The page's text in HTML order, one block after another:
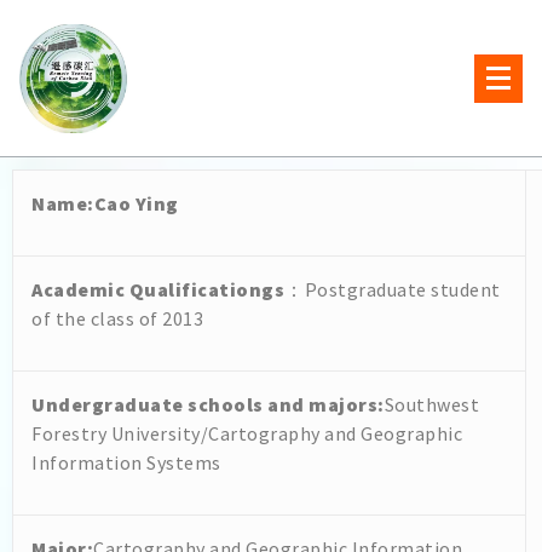
Name:Cao Ying
Academic Qualificationgs ：Postgraduate student
of the class of 2013
Undergraduate schools and majors:Southwest
Forestry University/Cartography and Geographic
Information Systems